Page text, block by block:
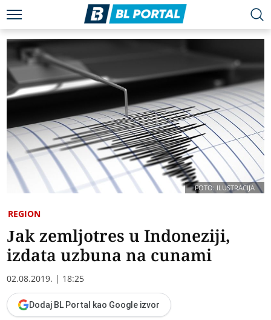
FOTO: ILUSTRACIJA
REGION
Jak zemljotres u Indoneziji,
izdata uzbuna na cunami
02.08.2019. | 18:25
Dodaj BL Portal kao Google izvor